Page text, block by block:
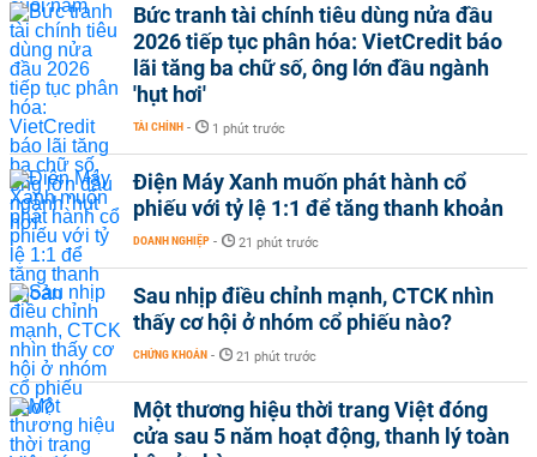
Bức tranh tài chính tiêu dùng nửa đầu
2026 tiếp tục phân hóa: VietCredit báo
lãi tăng ba chữ số, ông lớn đầu ngành
'hụt hơi'
TÀI CHÍNH - 1 phút trước
Điện Máy Xanh muốn phát hành cổ
phiếu với tỷ lệ 1:1 để tăng thanh khoản
DOANH NGHIỆP - 21 phút trước
Sau nhịp điều chỉnh mạnh, CTCK nhìn
thấy cơ hội ở nhóm cổ phiếu nào?
CHỨNG KHOÁN - 21 phút trước
Một thương hiệu thời trang Việt đóng
cửa sau 5 năm hoạt động, thanh lý toàn